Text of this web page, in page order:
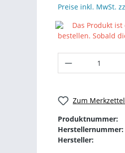
Preise inkl. MwSt.
Das Produkt
bestellen. Sobald
Produkt
Zum
Produktnummer:
Herstellernummer:
Hersteller: